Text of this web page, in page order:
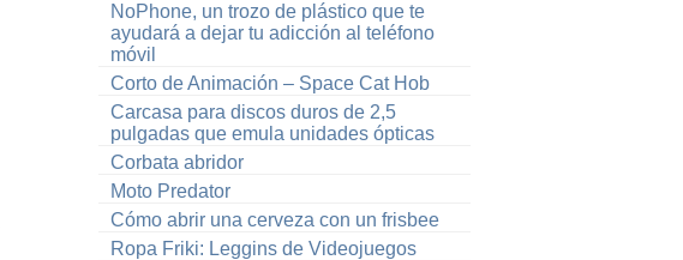
NoPhone, un trozo de plástico que te
ayudará a dejar tu adicción al teléfono
móvil
Corto de Animación – Space Cat Hob
Carcasa para discos duros de 2,5
pulgadas que emula unidades ópticas
Corbata abridor
Moto Predator
Cómo abrir una cerveza con un frisbee
Ropa Friki: Leggins de Videojuegos